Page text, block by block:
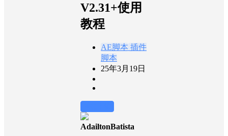
V2.31+使用
教程
AE脚本 插件
脚本
25年3月19日
AdailtonBatista